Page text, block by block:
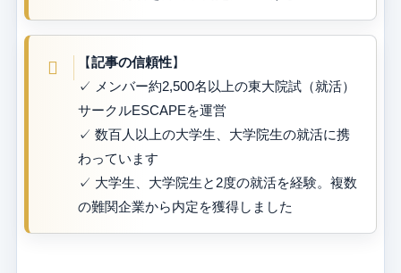
【記事の信頼性】
✓ メンバー約2,500名以上の東大院試（就活）
サークルESCAPEを運営
✓ 数百人以上の大学生、大学院生の就活に携
わっています
✓ 大学生、大学院生と2度の就活を経験。複数
の難関企業から内定を獲得しました